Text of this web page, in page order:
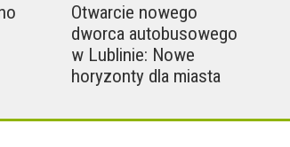
Otwarcie nowego
dworca autobusowego
w Lublinie: Nowe
horyzonty dla miasta